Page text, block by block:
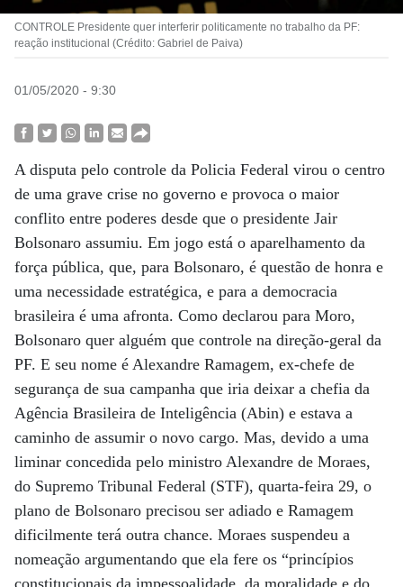
CONTROLE Presidente quer interferir politicamente no trabalho da PF:
reação institucional (Crédito: Gabriel de Paiva)
01/05/2020 - 9:30
A disputa pelo controle da Policia Federal virou o centro
de uma grave crise no governo e provoca o maior
conflito entre poderes desde que o presidente Jair
Bolsonaro assumiu. Em jogo está o aparelhamento da
força pública, que, para Bolsonaro, é questão de honra e
uma necessidade estratégica, e para a democracia
brasileira é uma afronta. Como declarou para Moro,
Bolsonaro quer alguém que controle na direção-geral da
PF. E seu nome é Alexandre Ramagem, ex-chefe de
segurança de sua campanha que iria deixar a chefia da
Agência Brasileira de Inteligência (Abin) e estava a
caminho de assumir o novo cargo. Mas, devido a uma
liminar concedida pelo ministro Alexandre de Moraes,
do Supremo Tribunal Federal (STF), quarta-feira 29, o
plano de Bolsonaro precisou ser adiado e Ramagem
dificilmente terá outra chance. Moraes suspendeu a
nomeação argumentando que ela fere os “princípios
constitucionais da impessoalidade, da moralidade e do